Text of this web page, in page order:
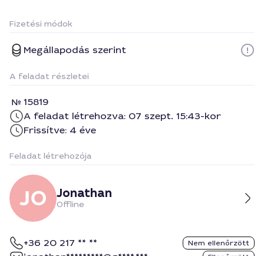
Fizetési módok
Megállapodás szerint
A feladat részletei
15819
A feladat létrehozva: 07 szept. 15:43-kor
Frissítve: 4 éve
Feladat létrehozója
Jonathan
Offline
+36 20 217 ** ** Nem ellenőrzött